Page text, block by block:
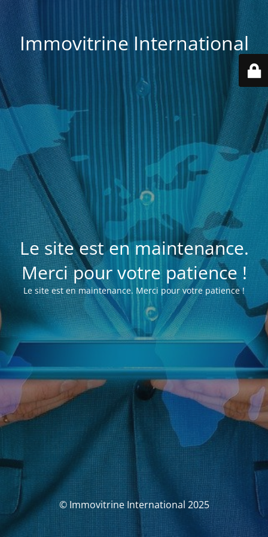
Immovitrine International
Le site est en maintenance.
Merci pour votre patience !
Le site est en maintenance. Merci pour votre patience !
© Immovitrine International 2025